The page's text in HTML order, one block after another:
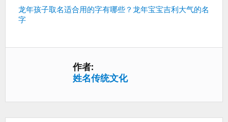
下
一
龙年孩子取名适合用的字有哪些？龙年宝宝吉利大气的名
字
作者:
姓名传统文化